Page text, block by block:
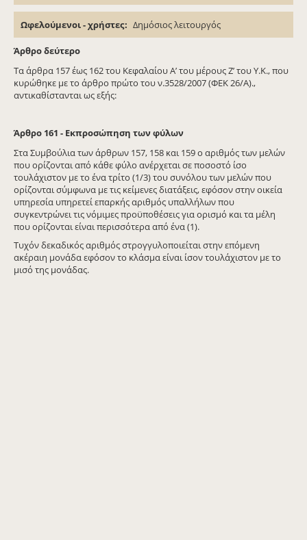
Ωφελούμενοι - χρήστες Δημόσιος λειτουργός
Άρθρο δεύτερο
Τα άρθρα 157 έως 162 του Κεφαλαίου Α’ του μέρους Ζ’ του Υ.Κ., που
κυρώθηκε με το άρθρο πρώτο του ν.3528/2007 (ΦΕΚ 26/Α).,
αντικαθίστανται ως εξής:
Άρθρο 161 - Εκπροσώπηση των φύλων
Στα Συμβούλια των άρθρων 157, 158 και 159 ο αριθμός των μελών
που ορίζονται από κάθε φύλο ανέρχεται σε ποσοστό ίσο
τουλάχιστον με το ένα τρίτο (1/3) του συνόλου των μελών που
ορίζονται σύμφωνα με τις κείμενες διατάξεις, εφόσον στην οικεία
υπηρεσία υπηρετεί επαρκής αριθμός υπαλλήλων που
συγκεντρώνει τις νόμιμες προϋποθέσεις για ορισμό και τα μέλη
που ορίζονται είναι περισσότερα από ένα (1).
Τυχόν δεκαδικός αριθμός στρογγυλοποιείται στην επόμενη
ακέραιη μονάδα εφόσον το κλάσμα είναι ίσον τουλάχιστον με το
μισό της μονάδας.